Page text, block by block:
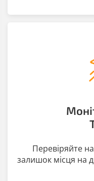
Перевіряйте
залишок місця на